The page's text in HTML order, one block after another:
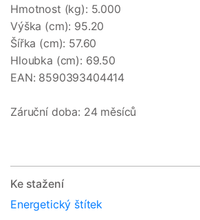
Hmotnost (kg): 5.000
Výška (cm): 95.20
Šířka (cm): 57.60
Hloubka (cm): 69.50
EAN: 8590393404414
Záruční doba: 24 měsíců
Ke stažení
Energetický štítek